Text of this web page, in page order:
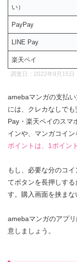
い）
PayPay
LINE Pay
楽天ペイ
調査日：2022年9月15日
amebaマンガの支払い
には、クレカなしで
Pay・楽天ペイのスマ
インや、マンガコイン
ポイントは、1ポイン
もし、必要な分のコ
てボタンを長押しす
す。購入画面を挟まな
amebaマンガのアプ
意しましょう。